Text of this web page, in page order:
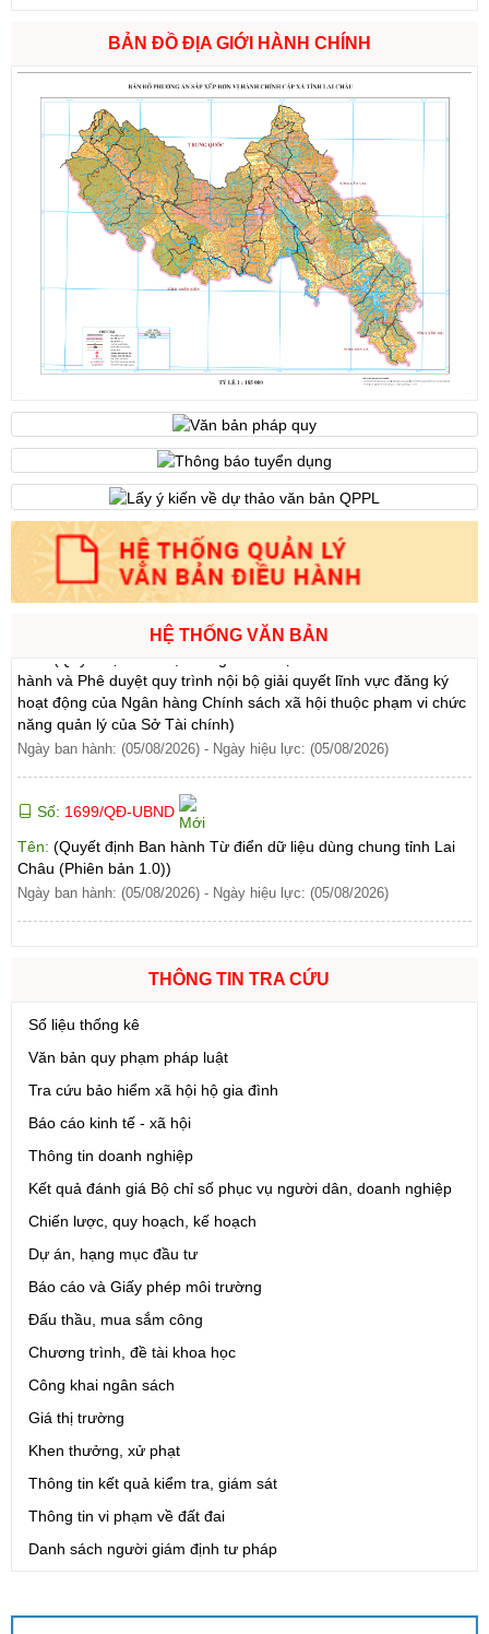
BẢN ĐỒ ĐỊA GIỚI HÀNH CHÍNH
HỆ THỐNG VĂN BẢN
(Công văn V/v triển khai thực hiện Nghị định số
303/2026/NĐ-CP ngày 01/8/2026 của Chính phủ sửa đổi, bổ
sung một số điều của Nghị định số 32/2024/NĐ-CP ngày
15/3/2024 của Chính phủ về quản lý, phát triển cụm công nghiệp)
Ngày ban hành: (06/08/2026)
Số:1701/QĐ-UBND
(Quyết định Về việc công bố thủ tục hành chính được sửa
đổi, bổ sung và phê duyệt Quy trình nội bộ giải quyết trong lĩnh
vực thành lập và hoạt động của hộ kinh doanh thuộc phạm vi
chức năng quản lý của Sở Tài chính)
Ngày ban hành: (05/08/2026) Ngày hiệu lực: (05/08/2026)
Tên:(Quyết định Về việc công bố thủ tục hành chính sửa đổi, bổ
sung và phê duyệt Quy trình nội bộ giải quyết thủ tục hành chính
trong lĩnh vực đấu thầu lựa chọn nhà đầu tư thuộc phạm vi chức
năng quản lý của Sở Tài chính)
Ngày ban hành: (05/08/2026) -Ngày hiệu lực: (05/08/2026)
Số:1700/QĐ-UBND
(Quyết định Về việc công bố thủ tục hành chính mới ban
hành và Phê duyệt quy trình nội bộ giải quyết lĩnh vực đăng ký
hoạt động của Ngân hàng Chính sách xã hội thuộc phạm vi chức
năng quản lý của Sở Tài chính)
Ngày ban hành: (05/08/2026) -Ngày hiệu lực: (05/08/2026)
Số:1699/QĐ-UBND
Tên:(Quyết định Ban hành Từ điển dữ liệu dùng chung tỉnh Lai
Ngày ban hành: (05/08/2026) Ngày hiệu lực: (05/08/2026)
Số:1702/QĐ-UBND
đổi, bổ sung và phê duyệt Quy trình nội bộ giải quyết thủ tục
đăng ký thuộc phạm vi chức năng quản lý của Sở Tài chính)
Tên:(Công văn V/v triển khai thực hiện Nghị định số
303/2026/NĐ-CP ngày 01/8/2026 của Chính phủ sửa đổi, bổ
sung một số điều của Nghị định số 32/2024/NĐ-CP ngày
15/3/2024 của Chính phủ về quản lý, phát triển cụm công nghiệp)
Ngày ban hành: (06/08/2026)
Số:1701/QĐ-UBND
Tên:(Quyết định Về việc công bố thủ tục hành chính được sửa
đổi, bổ sung và phê duyệt Quy trình nội bộ giải quyết trong lĩnh
vực thành lập và hoạt động của hộ kinh doanh thuộc phạm vi
chức năng quản lý của Sở Tài chính)
Ngày ban hành: (05/08/2026)
Số:
1705/QĐ-UBND
Tên: (Quyết định Về việc công bố thủ tục hành chính sửa đổi, bổ
trong lĩnh vực đấu thầu lựa chọn nhà đầu tư thuộc phạm vi chức
năng quản lý của Sở Tài chính)
hành và Phê duyệt quy trình nội bộ giải quyết lĩnh vực đăng ký
THÔNG TIN TRA CỨU
Số liệu thống kê
Văn bản quy phạm pháp luật
Tra cứu bảo hiểm xã hội hộ gia đình
Báo cáo kinh tế - xã hội
Thông tin doanh nghiệp
Kết quả đánh giá Bộ chỉ số phục vụ người dân, doanh nghiệp
Chiến lược, quy hoạch, kế hoạch
Dự án, hạng mục đầu tư
Báo cáo và Giấy phép môi trường
Đấu thầu, mua sắm công
Chương trình, đề tài khoa học
Công khai ngân sách
Giá thị trường
Khen thưởng, xử phạt
Thông tin kết quả kiểm tra, giám sát
Thông tin vi phạm về đất đai
Danh sách người giám định tư pháp